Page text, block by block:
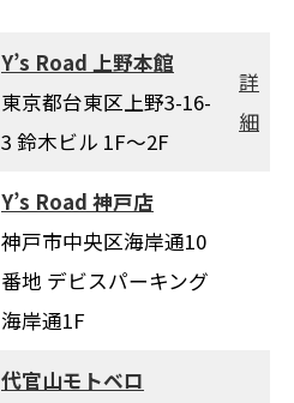
Y’s Road 上野本館
東京都台東区上野3-16-
3 鈴木ビル 1F～2F
詳
細
Y’s Road 神戸店
神戸市中央区海岸通10
番地 デビスパーキング
海岸通1F
代官山モトベロ